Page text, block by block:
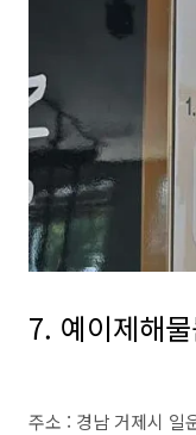
7. 예이제해
주소 : 경남 거제시 일